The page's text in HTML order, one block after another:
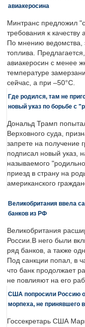
авиакеросина
Минтранс предложил
требования к качеству
По мнению ведомства,
топлива.
авиакеросин с менее
температуре
сейчас, а при –50°C.
Где родился, там не
новый указ по борьбе с
Дональд Трамп
Верховного суда,
запрете на получение
подписал новый указ,
называемого
приезд в страну на
американского
Великобритания ввела
банков из РФ
Великобритания
России.В него были
ряд банков, а также
Под санкции попал, в
что банк продолжает
не повлияют на его
США попросили Россию
морпеха, не принявшего
Госсекретарь США